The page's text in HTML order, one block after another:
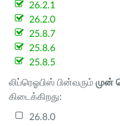
26.2.1
26.2.0
25.8.7
25.8.6
25.8.5
லிப்ரெஓபிஸ் பின்வரும் முன்
கிடைக்கிறது:
26.8.0